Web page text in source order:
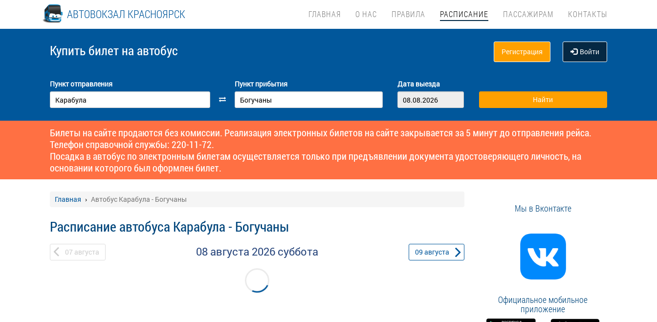
АВТОВОКЗАЛ КРАСНОЯРСК ГЛАВНАЯ О НАС ПРАВИЛА РАСПИСАНИЕ ПАССАЖИРАМ КОНТАКТЫ
Купить билет на автобус Регистрация Войти
Пункт отправления Пункт прибытия Дата выезда
Билеты на сайте продаются без комиссии. Реализация электронных билетов на сайте закрывается за 5 минут до отправления рейса.
Телефон справочной службы: 220-11-72.
Посадка в автобус по электронным билетам осуществляется только при предъявлении документа удостоверяющего личность, на
основании которого был оформлен билет.
Главная Автобус Карабула - Богучаны
Расписание автобуса Карабула - Богучаны
07 августа 08 августа 2026 суббота 09 августа
Мы в Вконтакте
Официальное мобильное
приложение